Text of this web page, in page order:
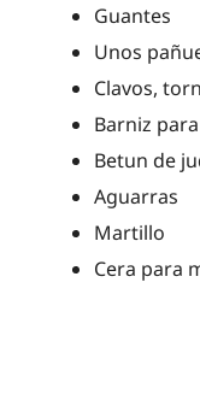
Guantes
Unos
Clavos,
Barniz
Betun de
Aguarras
Martillo
Cera para